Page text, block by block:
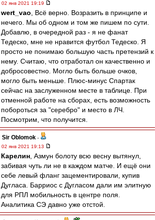
02 янв 2021 19:19
wert_vao , Всё верно. Возразить в принципе и
нечего. Мы об одном и том же пишем по сути.
Добавлю, в очередной раз - я не фанат
Тедеско, мне не нравится футбол Тедеско. Я
просто не понимаю большую часть претензий к
нему. Считаю, что отработал он качественно и
добросовестно. Могло быть больше очков,
могло быть меньше. Плюс-минус Спартак
сейчас на заслуженном месте в таблице. При
отменной работе на сборах, есть возможность
побороться за "серебро" и место в ЛЧ.
Посмотрим, что получится.
Sir Oblomok -
02 янв 2021 19:13
Карелин , Азмун болоту всю весну вытянул,
забивая чуть ли не в каждом матче. И ещё они
себе левый фланг зацементировали, купив
Дугласа. Барриос с Дугласом дали им элитную
для РПЛ мобильность в центре поля.
Аналитика СЭ давно уже отстой.